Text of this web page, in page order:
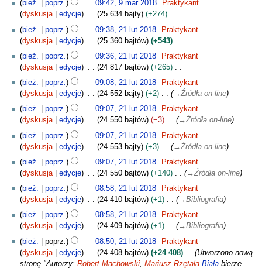
p
o
d
a
o
o
p
i
s
u
m
i
a
n
e
p
o
d
a
o
o
p
i
s
u
m
i
a
n
bież. poprz. 09:42, 9 mar 2018
Praktykant
dyskusja
edycje 25 634 bajty
+274
N
e
p
o
d
a
o
o
p
i
s
u
m
i
a
n
bież. poprz. 09:38, 21 lut 2018
Praktykant
dyskusja
edycje 25 360 bajtów
+543
N
e
p
o
d
a
o
o
p
i
s
u
m
i
a
n
bież. poprz. 09:36, 21 lut 2018
Praktykant
dyskusja
edycje 24 817 bajtów
+265
N
e
p
o
d
a
o
o
p
i
s
u
m
i
bież. poprz. 09:08, 21 lut 2018
Praktykant
dyskusja
edycje 24 552 bajty +2 →Źródła on-line
bież.
poprz. 09:07, 21 lut 2018
Praktykant
dyskusja
edycje 24 550 bajtów −3 →Źródła on-line
bież.
poprz. 09:07, 21 lut 2018
Praktykant
dyskusja
edycje 24 553 bajty +3 →Źródła on-line
bież.
poprz. 09:07, 21 lut 2018
Praktykant
dyskusja
edycje 24 550 bajtów +140 →Źródła on-line
bież.
poprz. 08:58, 21 lut 2018
Praktykant
dyskusja
edycje 24 410 bajtów +1 →Bibliografia
bież.
poprz. 08:58, 21 lut 2018
Praktykant
dyskusja
edycje 24 409 bajtów +1 →Bibliografia
bież.
poprz. 08:50, 21 lut 2018
Praktykant
dyskusja
edycje 24 408 bajtów +24 408
Utworzono nową
stronę "Autorzy: Robert Machowski Mariusz Rzętała Biała bierze